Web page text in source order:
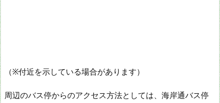
（※付近を示している場合があります）
周辺のバス停からのアクセス方法としては、海岸通バス停